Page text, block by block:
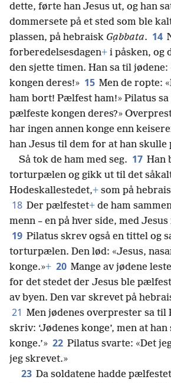
dette, førte han Jesus ut, og han
dommersete på et sted som ble
plassen, på hebraisk Gạbbata. 14
forberedelsesdagen+ i påsken, og
den sjette timen. Han sa til jødene:
kongen deres!» 15 Men de ropte:
ham bort! Pælfest ham!» Pilatus
pælfeste kongen deres?»
har ingen annen konge enn
han Jesus til dem for at han skulle
Så tok de ham med seg. 17 Han
torturpælen og gikk ut til det
Hodeskallestedet,+ som på
18 Der pælfestet+ de ham
menn – en på hver side, med
19 Pilatus skrev også en tittel og
torturpælen. Den lød: «Jesus,
konge.»+ 20 Mange av jødene
for det stedet der Jesus ble
av byen. Den var skrevet på
21 Men jødenes overprester sa til
skriv: ‘Jødenes konge’, men at han
konge.’» 22 Pilatus svarte: «Det
jeg skrevet.»
23 Da soldatene hadde